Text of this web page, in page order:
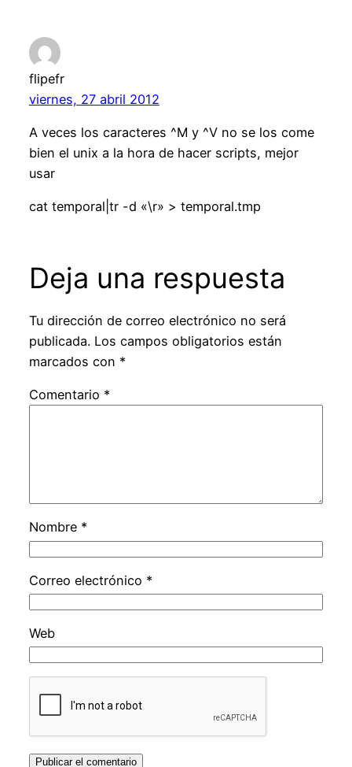
flipefr
viernes, 27 abril 2012
A veces los caracteres ^M y ^V no se los come
bien el unix a la hora de hacer scripts, mejor
usar
cat temporal|tr -d «\r» > temporal.tmp
Deja una respuesta
Tu dirección de correo electrónico no será
publicada. Los campos obligatorios están
marcados con *
Comentario *
Nombre *
Correo electrónico *
Web